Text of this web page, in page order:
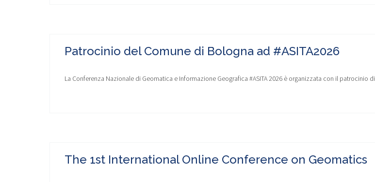
Patrocinio del Comune di Bologna ad #ASITA2026
La Conferenza Nazionale di Geomatica e Informazione Geografica #ASITA 2026 è organizzata con il patrocinio di
The 1st International Online Conference on Geomatics